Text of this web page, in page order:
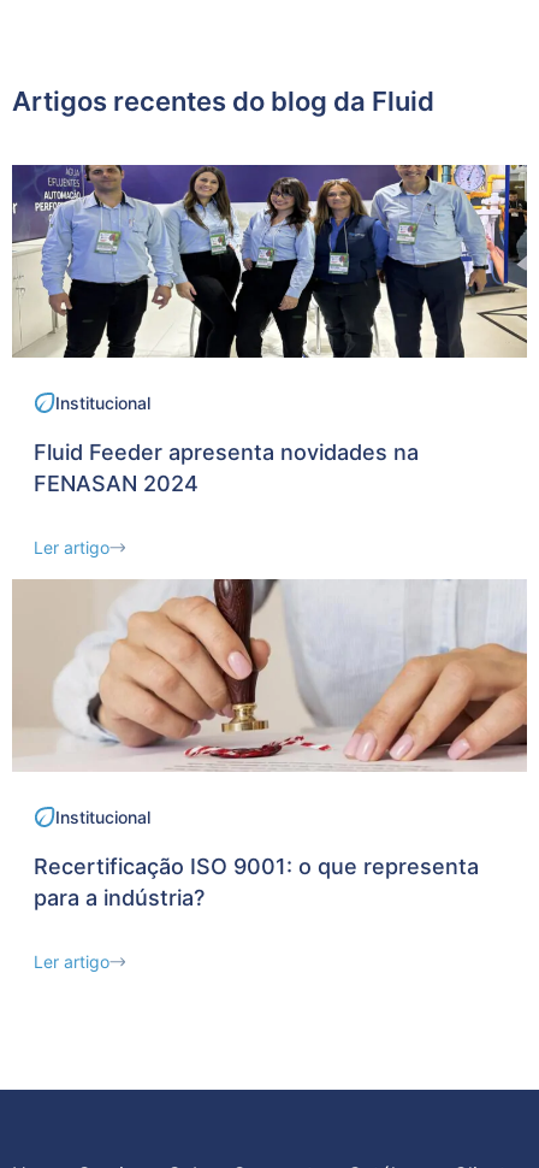
Artigos recentes do blog da Fluid
Institucional
Fluid Feeder apresenta novidades na
FENASAN 2024
Ler artigo
Institucional
Recertificação ISO 9001: o que representa
para a indústria?
Ler artigo